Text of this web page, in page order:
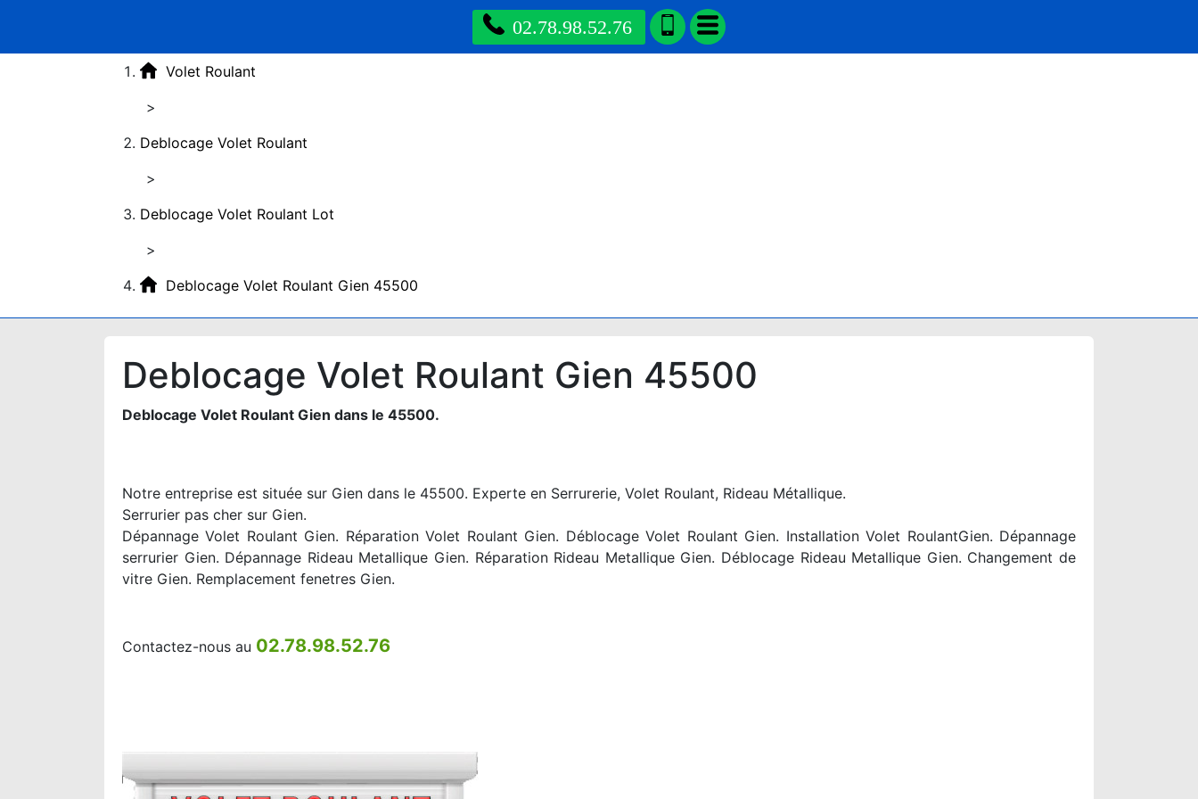
02.78.98.52.76
Volet Roulant
>
Deblocage Volet Roulant
>
Deblocage Volet Roulant Lot
>
Deblocage Volet Roulant Gien 45500
Deblocage Volet Roulant Gien 45500
Deblocage Volet Roulant Gien dans le 45500.
Notre entreprise est située sur Gien dans le 45500. Experte en Serrurerie, Volet Roulant, Rideau Métallique.
Serrurier pas cher sur Gien.
Dépannage Volet Roulant Gien. Réparation Volet Roulant Gien. Déblocage Volet Roulant Gien. Installation Volet RoulantGien. Dépannage
serrurier Gien. Dépannage Rideau Metallique Gien. Réparation Rideau Metallique Gien. Déblocage Rideau Metallique Gien. Changement de
vitre Gien. Remplacement fenetres Gien.
Contactez-nous au 02.78.98.52.76